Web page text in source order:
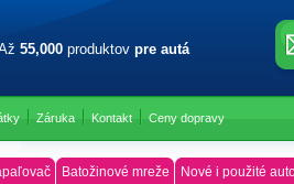
55,000 produktov pre autá
Záruka Kontakt Ceny dopravy
Batožinové mreže Nové i použité